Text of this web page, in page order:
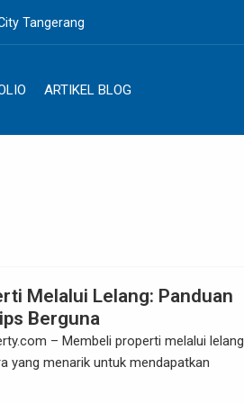
Tangerang
ARTIKEL BLOG
Melalui Lelang: Panduan
Berguna
– Membeli properti melalui lelang
yang menarik untuk mendapatkan